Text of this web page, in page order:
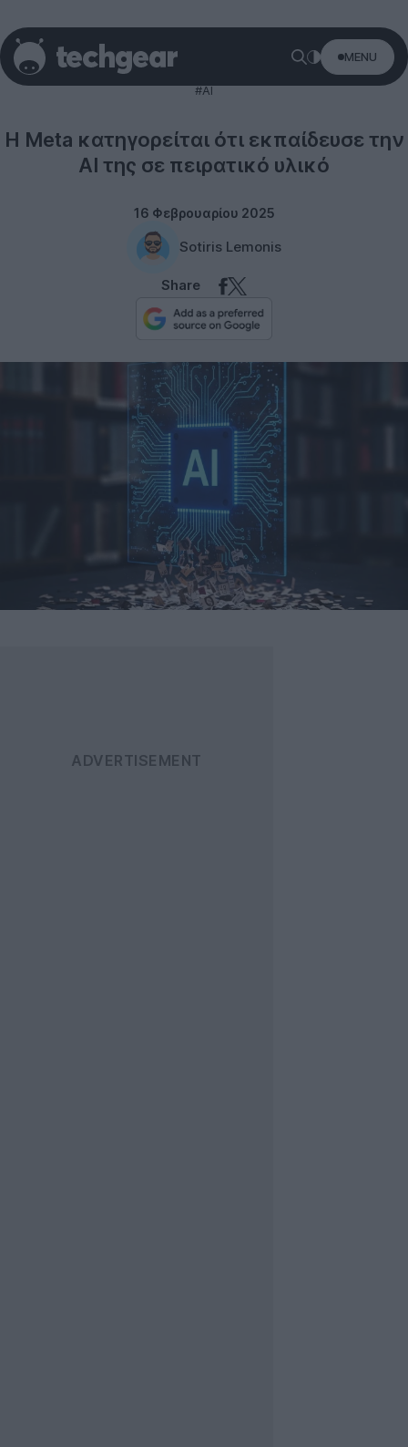
MENU
Technology
#AI
Η Meta κατηγορείται ότι εκπαίδευσε την
AI της σε πειρατικό υλικό
16 Φεβρουαρίου 2025
Sotiris Lemonis
Share